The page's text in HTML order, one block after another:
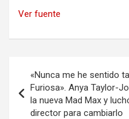
Ver fuente
de
entradas
«Nunca me he sentido
Furiosa». Anya Taylor-
la nueva Mad Max y
director para cambiarlo